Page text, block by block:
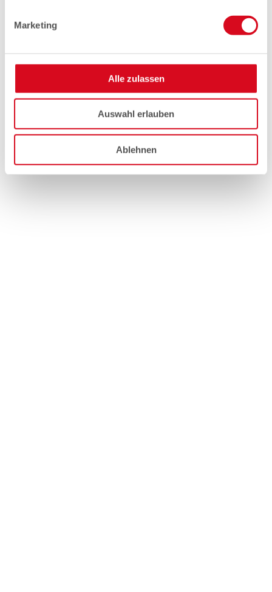
Marketing
Alle zulassen
Auswahl erlauben
Ablehnen